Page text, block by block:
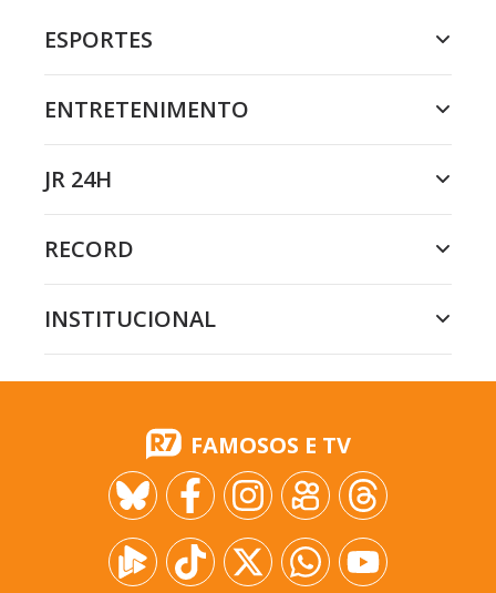
ESPORTES
ENTRETENIMENTO
JR 24H
RECORD
INSTITUCIONAL
FAMOSOS E TV